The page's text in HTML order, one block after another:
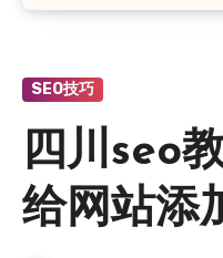
SEO技巧
四川seo
给网站添